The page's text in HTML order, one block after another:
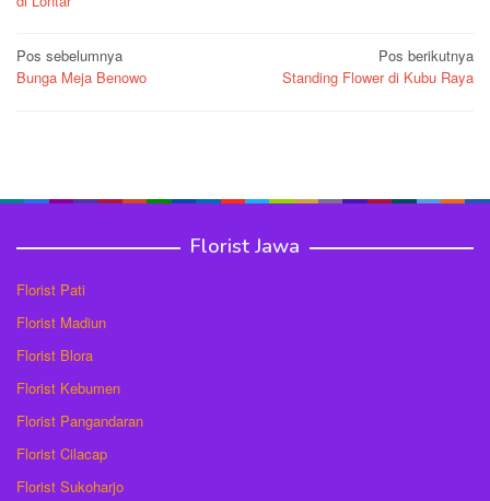
Navigasi
pos
Pos sebelumnya
Bunga Meja Benowo
Pos berikutnya
Standing Flower di Kubu Raya
Florist Jawa
Florist Pati
Florist Madiun
Florist Blora
Florist Kebumen
Florist Pangandaran
Florist Cilacap
Florist Sukoharjo